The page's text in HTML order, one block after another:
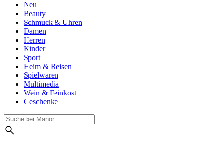
Neu
Beauty
Schmuck & Uhren
Damen
Herren
Kinder
Sport
Heim & Reisen
Spielwaren
Multimedia
Wein & Feinkost
Geschenke